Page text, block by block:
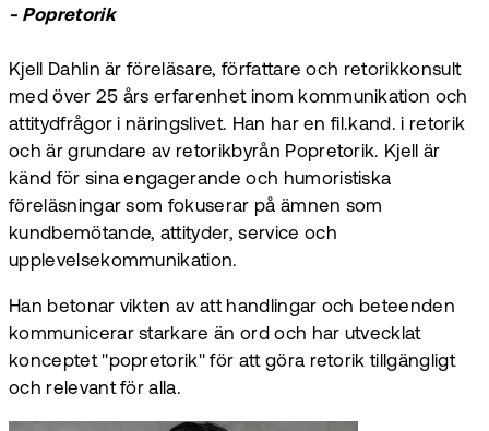
- Popretorik
Kjell Dahlin är föreläsare, författare och retorikkonsult
med över 25 års erfarenhet inom kommunikation och
attitydfrågor i näringslivet. Han har en fil.kand. i retorik
och är grundare av retorikbyrån Popretorik. Kjell är
känd för sina engagerande och humoristiska
föreläsningar som fokuserar på ämnen som
kundbemötande, attityder, service och
upplevelsekommunikation.
Han betonar vikten av att handlingar och beteenden
kommunicerar starkare än ord och har utvecklat
konceptet "popretorik" för att göra retorik tillgängligt
och relevant för alla.